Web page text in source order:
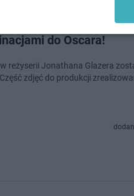
do Oscara!
reżyserii Jonathana Glazera
zdjęć do produkcji